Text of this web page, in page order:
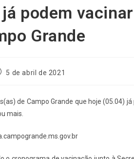
podem
Grande
5 de abril de 2021
de Campo Grande que hoje (05.04)
ou mais.
vacina.campogrande.ms.gov.br